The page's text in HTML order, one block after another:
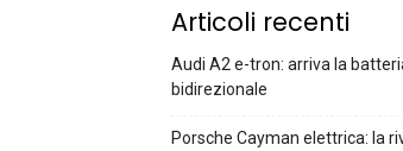
Articoli recenti
Audi A2 e-tron: arriva la
bidirezionale
Porsche Cayman elettrica: la